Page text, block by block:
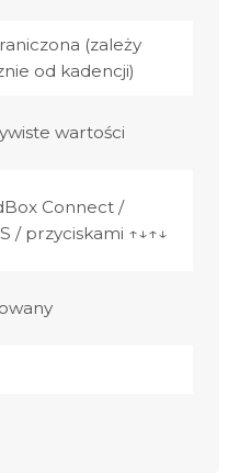
(zależy
od kadencji)
wartości
Connect /
/ przyciskami ↑↓↑↓